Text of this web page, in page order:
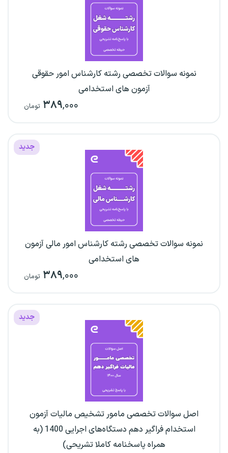
نمونه سوالات تخصصی رشته کارشناس امور حقوقی
آزمون‌ های استخدامی
۳۸۹,۰۰۰ تومان
جدید
نمونه سوالات تخصصی رشته کارشناس امور مالی آزمون‌
های استخدامی
۳۸۹,۰۰۰ تومان
جدید
اصل سوالات تخصصی مامور تشخیص مالیات آزمون
استخدام فراگیر دهم دستگاه‌های اجرایی 1400 (به
همراه پاسخنامه کاملا تشریحی)